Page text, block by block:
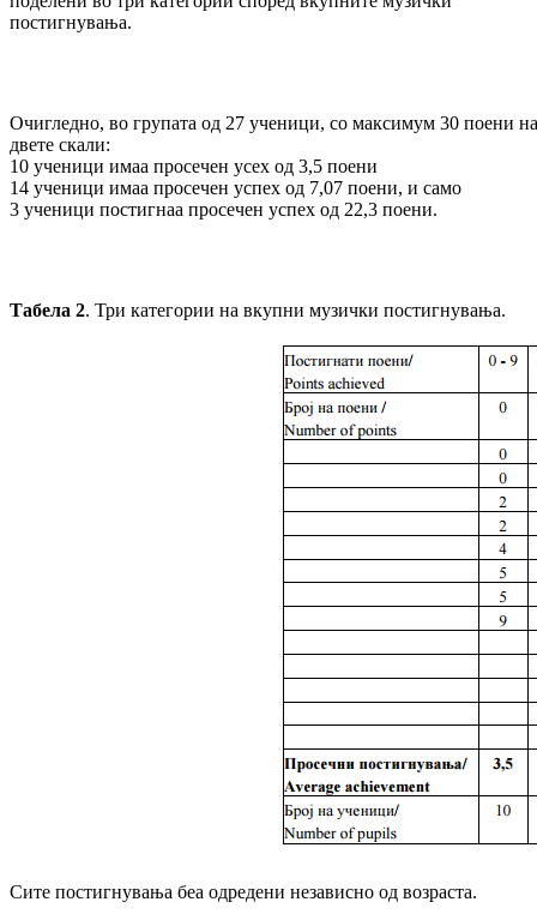
постигнувања.
Очигледно, во групата од 27 ученици, со макси­мум 30 поени на
двете скали:
10 ученици имаа просечен усех од 3,5 поени
14 ученици имаа просечен успех од 7,07 поени, и само
3 ученици постигнаа просечен успех од 22,3 поени.
Табела 2. Три категории на вкупни музички постигнувања.
Сите постигнувања беа одредени независно од возраста.